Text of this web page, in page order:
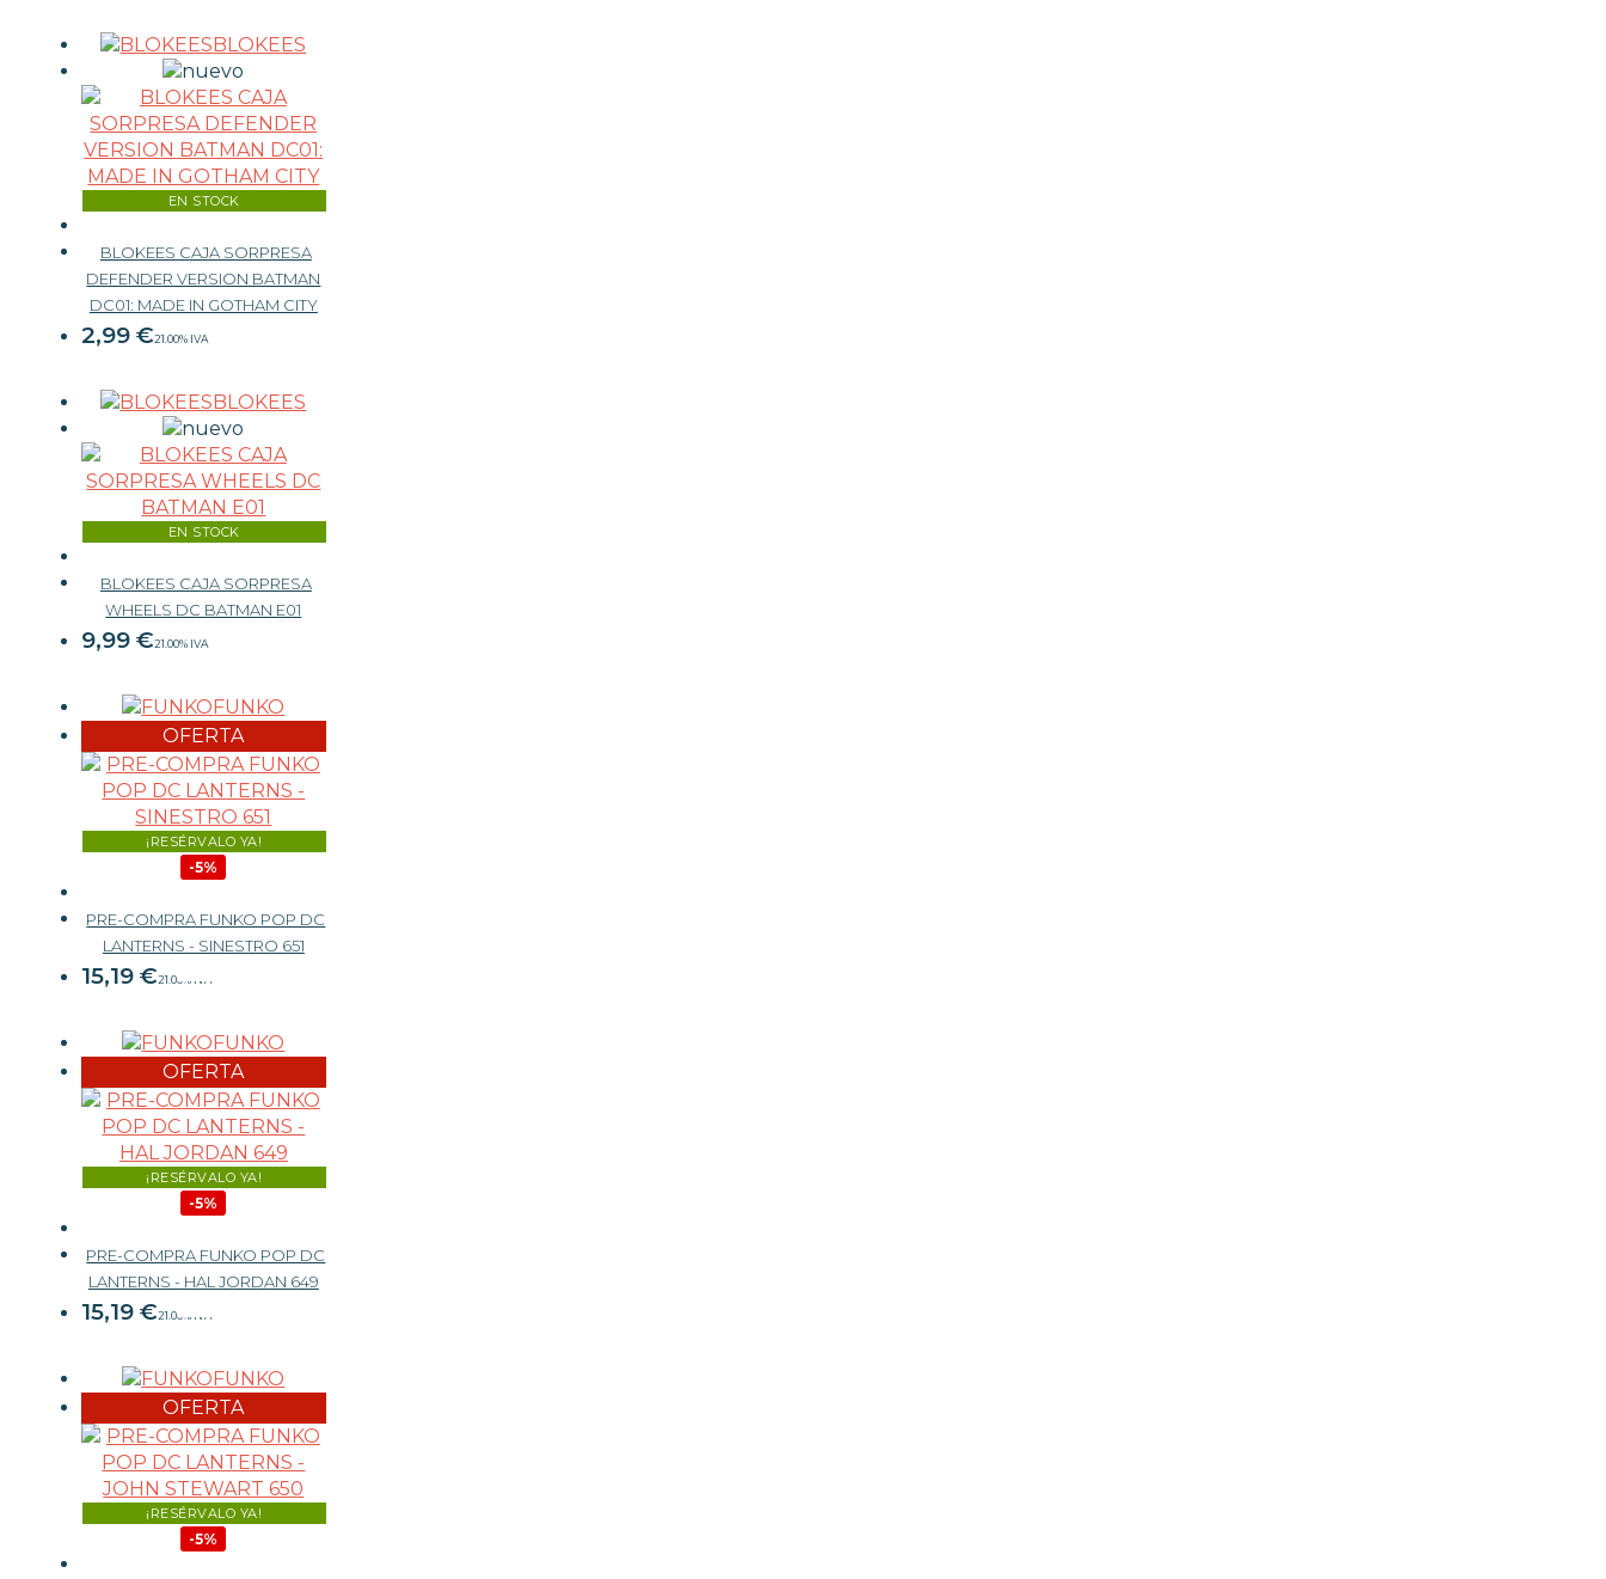
CARTAS TCG
MERCHANDISING
JUEGOS
OUTLET
BLOKEES
EN STOCK
BLOKEES CAJA SORPRESA
DEFENDER VERSION BATMAN
DC01: MADE IN GOTHAM CITY
2,99 €21.00% IVA
- + BLOKEES
EN STOCK
BLOKEES CAJA SORPRESA
WHEELS DC BATMAN E01
9,99 €21.00% IVA
+
FUNKO
OFERTA
¡RESÉRVALO YA!
-5%
PRE-COMPRA FUNKO POP DC
LANTERNS - SINESTRO 651
15,19 €21.00% IVA
15,99 €
+
FUNKO
OFERTA
¡RESÉRVALO YA!
-5%
PRE-COMPRA FUNKO POP DC
LANTERNS - HAL JORDAN 649
15,19 €21.00% IVA
15,99 €
+
FUNKO
OFERTA
¡RESÉRVALO YA!
-5%